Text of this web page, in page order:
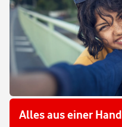
Alles aus einer Hand